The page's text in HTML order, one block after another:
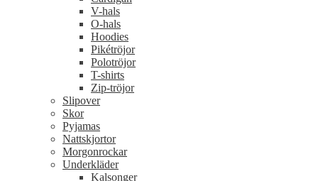
V-hals
O-hals
Hoodies
Pikétröjor
Polotröjor
T-shirts
Zip-tröjor
Slipover
Skor
Pyjamas
Nattskjortor
Morgonrockar
Underkläder
Kalsonger